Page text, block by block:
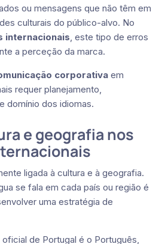
ou mensagens que não têm em
culturais do público-alvo. No
internacionais , este tipo de erros
a perceção da marca.
corporativa em
requer planejamento,
domínio dos idiomas.
e geografia nos
ligada à cultura e à geografia.
se fala em cada país ou região é
uma estratégia de
de Portugal é o Português,